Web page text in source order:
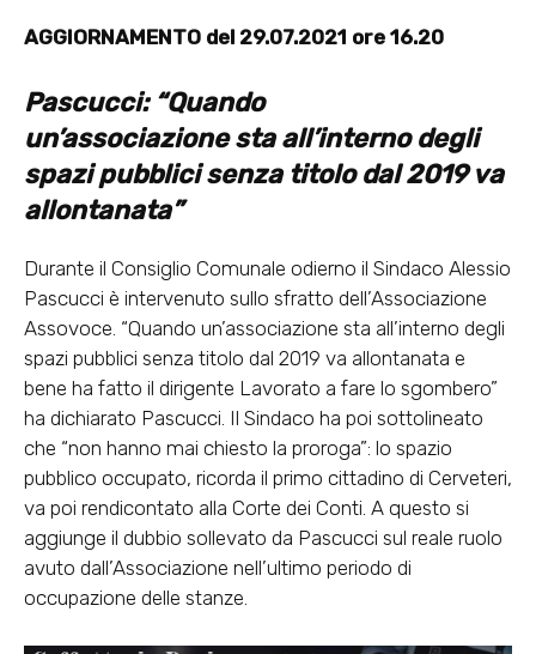
AGGIORNAMENTO del 29.07.2021 ore 16.20
Pascucci: “Quando
un’associazionesta all’interno degli
spazi pubblicisenza titolo dal 2019 va
allontanata”
Durante il Consiglio Comunale odierno il Sindaco Alessio
Pascucci è intervenuto sullo sfratto dell’Associazione
Assovoce. “Quando un’associazione sta all’interno degli
spazi pubblici senza titolo dal 2019 va allontanata e
bene ha fatto il dirigente Lavorato a fare lo sgombero”
ha dichiarato Pascucci. Il Sindaco ha poi sottolineato
che “non hanno mai chiesto la proroga”: lo spazio
pubblico occupato, ricorda il primo cittadino di Cerveteri,
va poi rendicontato alla Corte dei Conti. A questo si
aggiunge il dubbio sollevato da Pascucci sul reale ruolo
avuto dall’Associazione nell’ultimo periodo di
occupazione delle stanze.